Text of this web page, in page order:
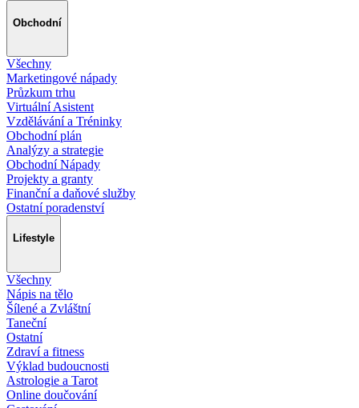
Obchodní
Všechny
Marketingové nápady
Průzkum trhu
Virtuální Asistent
Vzdělávání a Tréninky
Obchodní plán
Analýzy a strategie
Obchodní Nápady
Projekty a granty
Finanční a daňové služby
Ostatní poradenství
Lifestyle
Všechny
Nápis na tělo
Šílené a Zvláštní
Taneční
Ostatní
Zdraví a fitness
Výklad budoucnosti
Astrologie a Tarot
Online doučování